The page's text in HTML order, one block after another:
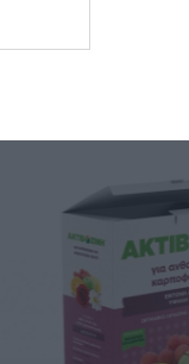
για το έδαφος
P2O5, 18% Οξείδιο